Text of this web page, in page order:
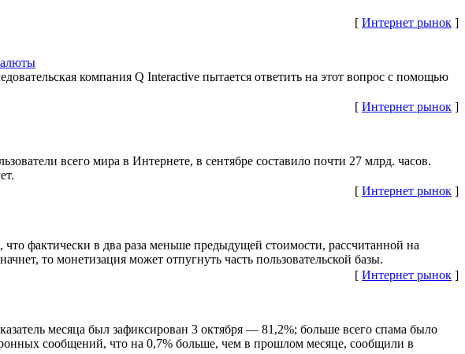
[ Интернет рынок ]
компания Q Interactive пытается ответить на этот вопрос с помощью
[ Интернет рынок ]
всего мира в Интернете, в сентябре составило почти 27 млрд. часов.
[ Интернет рынок ]
фактически в два раза меньше предыдущей стоимости, рассчитанной на
то монетизация может отпугнуть часть пользовательской базы.
[ Интернет рынок ]
месяца был зафиксирован 3 октября — 81,2%; больше всего спама было
сообщений, что на 0,7% больше, чем в прошлом месяце, сообщили в